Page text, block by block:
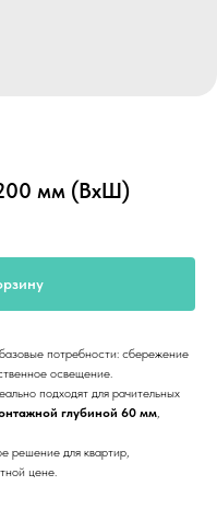
мм (ВхШ)
потребности: сбережение
освещение.
подходят для рачительных
глубиной 60 мм,
решение для квартир,
цене.